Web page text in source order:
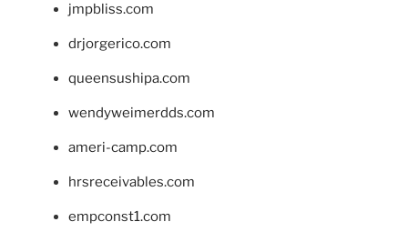
jmpbliss.com
drjorgerico.com
queensushipa.com
wendyweimerdds.com
ameri-camp.com
hrsreceivables.com
empconst1.com